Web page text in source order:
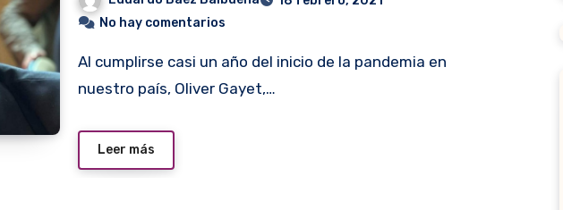
No hay comentarios
Al cumplirse casi un año del inicio de la pandemia en
nuestro país, Oliver Gayet,…
Leer más